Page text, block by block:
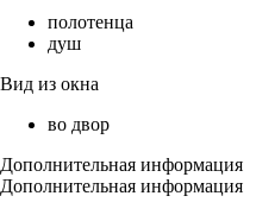
полотенца
душ
Вид из окна
во двор
Дополнительная информация
Дополнительная информация